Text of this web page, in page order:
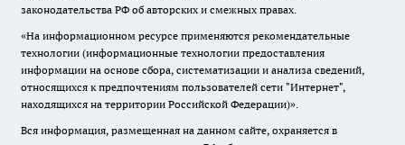
законодательства РФ об авторских и смежных правах.
«На информационном ресурсе применяются рекомендательные
технологии (информационные технологии предоставления
информации на основе сбора, систематизации и анализа сведений,
относящихся к предпочтениям пользователей сети "Интернет",
находящихся на территории Российской Федерации)».
Вся информация, размещенная на данном сайте, охраняется в